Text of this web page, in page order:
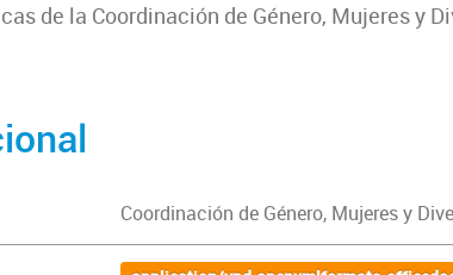
de la Coordinación de Género, Mujeres y
Coordinación de Género, Mujeres y